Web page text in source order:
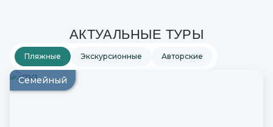
АКТУАЛЬНЫЕ ТУРЫ
Пляжные Экскурсионные Авторские
Семейный